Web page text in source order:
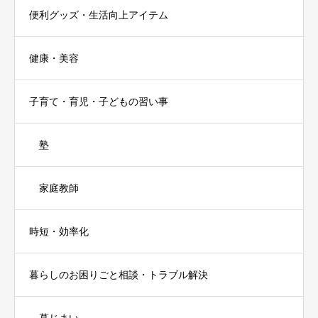
便利グッズ・生活向上アイテム
健康・美容
子育て・育児・子どもの習い事
塾
家庭教師
時短・効率化
暮らしのお困りごと相談・トラブル解決